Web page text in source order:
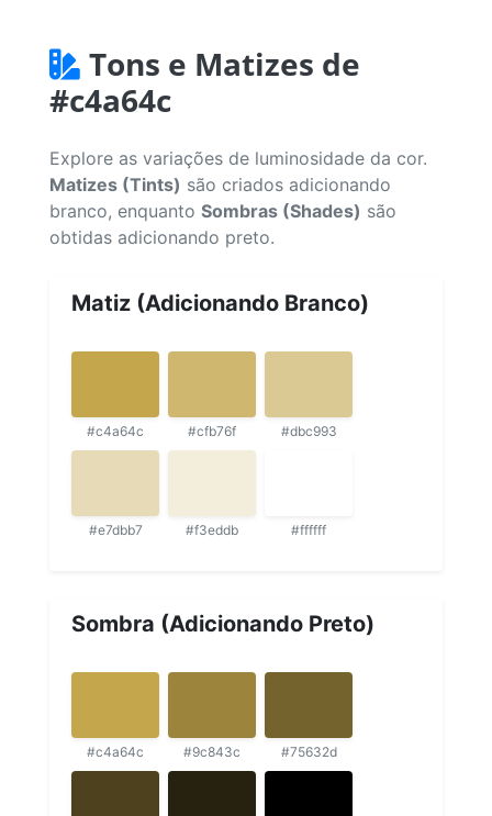
Tons e Matizes de
#c4a64c
Explore as variações de luminosidade da cor.
Matizes (Tints) são criados adicionando
branco, enquanto Sombras (Shades) são
obtidas adicionando preto.
Matiz (Adicionando Branco)
#c4a64c #cfb76f #dbc993
#e7dbb7 #f3eddb #ffffff
Sombra (Adicionando Preto)
#c4a64c #9c843c #75632d